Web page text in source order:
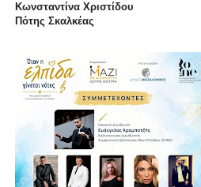
Κωνσταντίνα Χριστίδου
Πότης Σκαλκέας